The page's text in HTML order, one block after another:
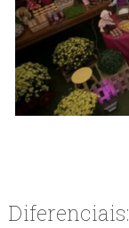
Diferenciais: